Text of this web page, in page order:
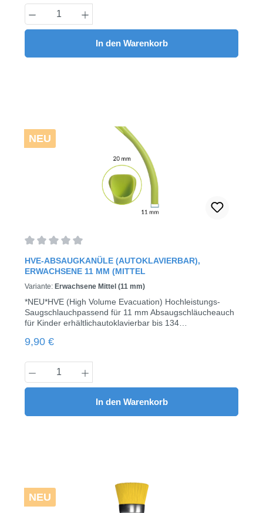
Produkt Anzahl: Gib den gewünschten
In den Warenkorb
NEU
Durchschnittliche Bewertung von 0 von 5 Sternen
HVE-ABSAUGKANÜLE (AUTOKLAVIERBAR),
ERWACHSENE 11 MM (MITTEL
Variante: Erwachsene Mittel (11 mm)
*NEU*HVE (High Volume Evacuation) Hochleistungs-
Saugschlauchpassend für 11 mm Absaugschläucheauch
für Kinder erhältlichautoklavierbar bis 134
Wangenretraktionvollständig polierte Innenfläche und
Patientenkomfortleuchtende Farben: Lavendel, Hellblau,
Hellgrün, Limette & Gelb10 Stück / Pack (gemischte
Farben)
Regulärer Preis:
9,90 €
Produkt Anzahl: Gib den gewünschten
In den Warenkorb
NEU